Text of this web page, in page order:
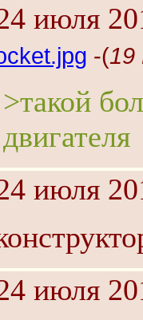
июля
-(19
>такой
двигателя
июля
июля